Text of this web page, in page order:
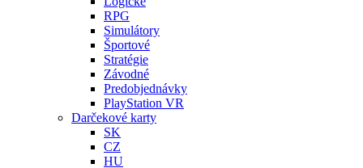
RPG
Simulátory
Športové
Stratégie
Závodné
Predobjednávky
PlayStation VR
Darčekové karty
SK
CZ
HU